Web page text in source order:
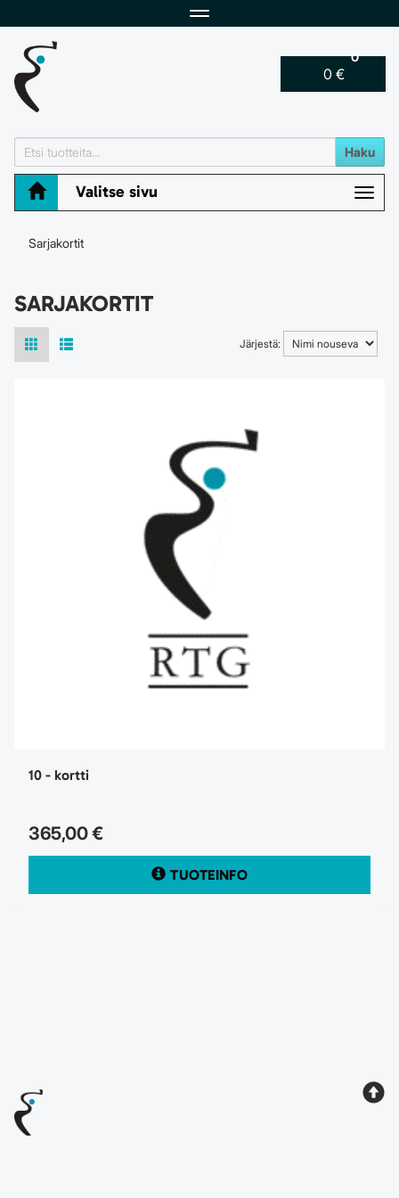
Navigaatio
0 €
0
Haku
Valitse sivu
Sarjakortit
SARJAKORTIT
Järjestä:
10 - kortti
365,00 €
TUOTEINFO